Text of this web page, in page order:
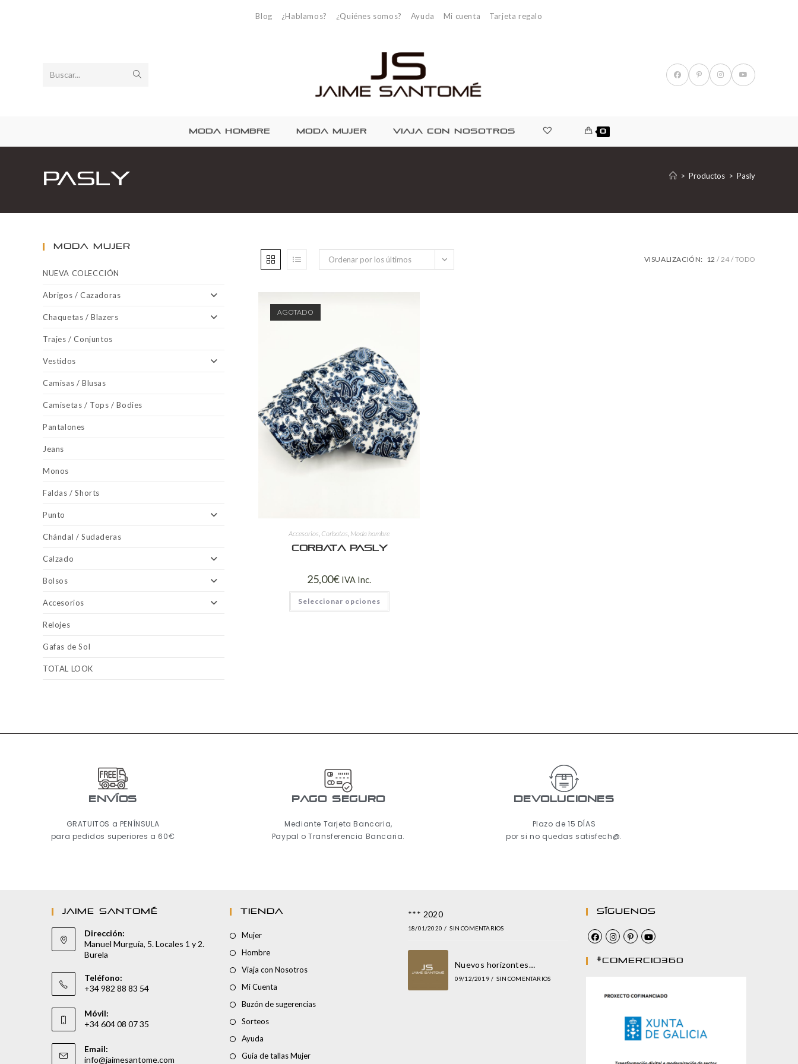
Blog ¿Hablamos? ¿Quiénes somos? Ayuda Mi cuenta Tarjeta regalo
Buscar...
MODA HOMBRE MODA MUJER VIAJA CON NOSOTROS 0
Pasly > Productos > Pasly
Ordenar por los últimos VISUALIZACIÓN: 12 24 TODO
AGOTADO
Accesorios Corbatas Moda hombre
Corbata Pasly
25,00€ IVA Inc.
Seleccionar opciones
MODA MUJER
NUEVA COLECCIÓN
Abrigos / Cazadoras
Chaquetas / Blazers
Trajes / Conjuntos
Vestidos
Camisas / Blusas
Camisetas / Tops / Bodies
Pantalones
Jeans
Monos
Faldas / Shorts
Punto
Chándal / Sudaderas
Calzado
Bolsos
Accesorios
Relojes
Gafas de Sol
TOTAL LOOK
ENVÍOS
GRATUITOS a PENÍNSULA
para pedidos superiores a 60€
pago seguro
Mediante Tarjeta Bancaria,
Paypal o Transferencia Bancaria.
Devoluciones
Plazo de 15 DÍAS
por si no quedas satisfech@.
JAIME SANTOMÉ
Dirección:
Manuel Murguía, 5. Locales 1 y 2.
Burela
Teléfono:
+34 982 88 83 54
Móvil:
+34 604 08 07 35
Email:
info@jaimesantome.com
TIENDA
Mujer
Hombre
Viaja con Nosotros
Mi Cuenta
Buzón de sugerencias
Sorteos
Ayuda
Guía de tallas Mujer
*** 2020
18/01/2020 / SIN COMENTARIOS
Nuevos horizontes…
09/12/2019 / SIN COMENTARIOS
Síguenos
#comercio360